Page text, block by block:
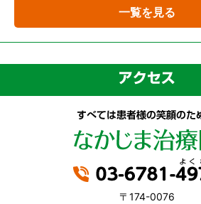
一覧を見る
〒174-0076